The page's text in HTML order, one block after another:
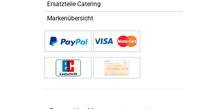
Ersatzteile Catering
Markenübersicht